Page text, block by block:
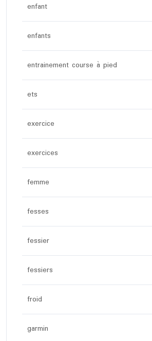
enfant
enfants
entrainement course à pied
ets
exercice
exercices
femme
fesses
fessier
fessiers
froid
garmin